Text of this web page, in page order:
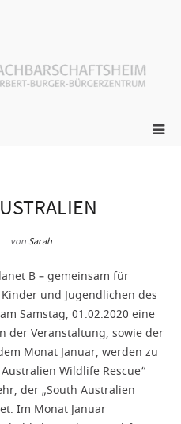
vonSarah
B – gemeinsam für
und Jugendlichen des
Samstag, 01.02.2020 eine
der Veranstaltung, sowie der
Monat Januar, werden zu
Wildlife Rescue“
der „South Australien
Im Monat Januar